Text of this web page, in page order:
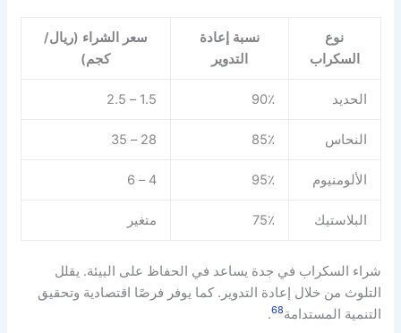
نوع
السكراب
نسبة إعادة
التدوير
سعر الشراء (ريال/
كجم)
الحديد 90٪ 1.5 – 2.5
النحاس 85٪ 28 – 35
الألومنيوم 95٪ 4 – 6
البلاستيك 75٪ متغير
شراء السكراب في جدة يساعد في الحفاظ على البيئة. يقلل
التلوث من خلال إعادة التدوير. كما يوفر فرصًا اقتصادية وتحقيق
التنمية المستدامة
68
.